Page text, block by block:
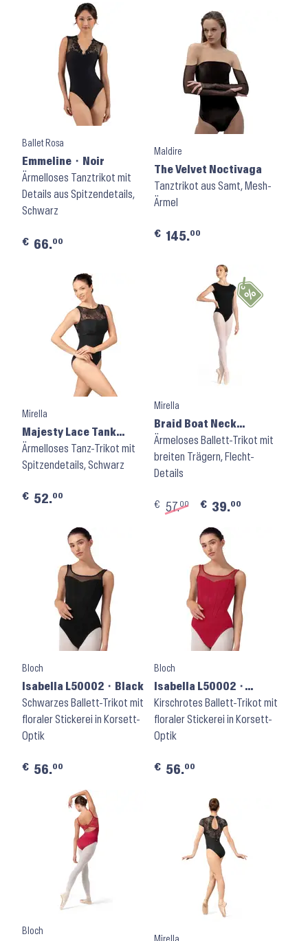
Ballet Rosa
Emmeline ⬝ Noir
Ärmelloses Tanztrikot mit
Details aus Spitzendetails,
Schwarz
€ 66.00
Maldire
The Velvet Noctivaga
Tanztrikot aus Samt, Mesh-
Ärmel
€ 145.00
Mirella
Majesty Lace Tank
Leotard M3121LM ⬝
Black
Ärmelloses Tanz-Trikot mit
Spitzendetails, Schwarz
€ 52.00
Mirella
Braid Boat Neck
Leotard M5103LM ⬝
Black
Ärmeloses Ballett-Trikot mit
breiten Trägern, Flecht-
Details
€ 57.00 € 39.00
Bloch
Isabella L50002 ⬝ Black
Schwarzes Ballett-Trikot mit
floraler Stickerei in Korsett-
Optik
€ 56.00
Bloch
Isabella L50002 ⬝
Cherry
Kirschrotes Ballett-Trikot mit
floraler Stickerei in Korsett-
Optik
€ 56.00
Bloch